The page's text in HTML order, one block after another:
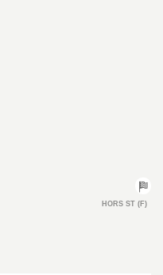
HORS ST (F)